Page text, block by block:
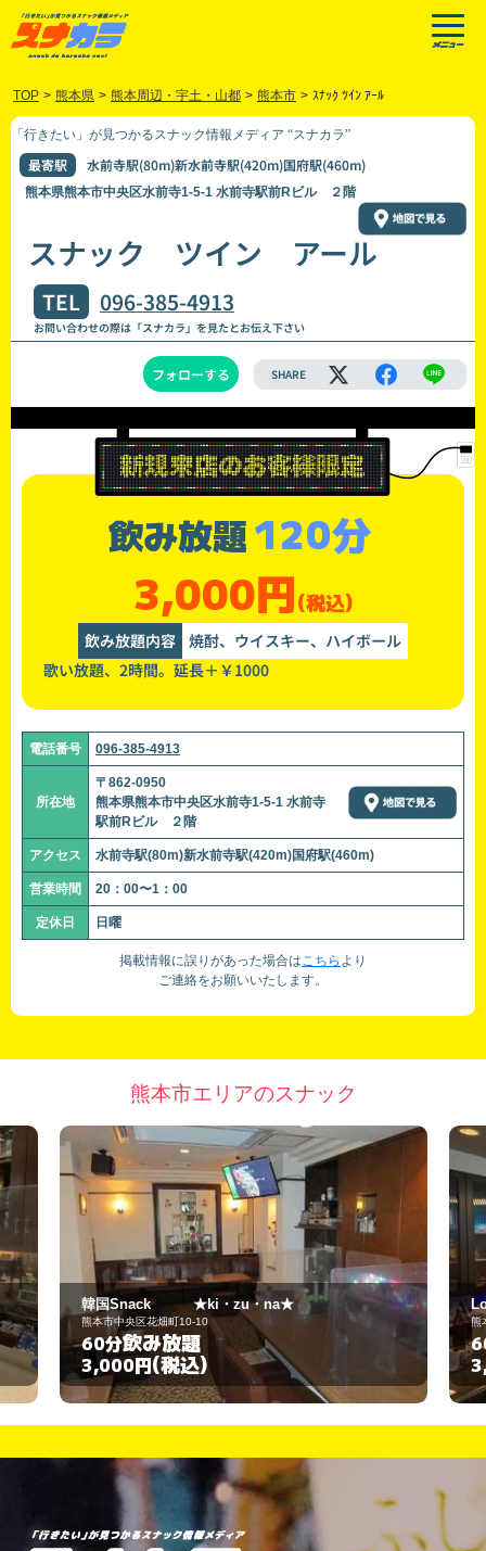
TOP > 熊本県 > 熊本周辺・宇土・山都 > 熊本市 > ｽﾅｯｸ ﾂｲﾝ ｱｰﾙ
「行きたい」が見つかるスナック情報メディア “スナカラ”
最寄駅 水前寺駅(80m)新水前寺駅(420m)国府駅(460m)
熊本県熊本市中央区水前寺1-5-1 水前寺駅前Rビル ２階
スナック ツイン アール
TEL 096-385-4913
お問い合わせの際は「スナカラ」を見たとお伝え下さい
フォローする SHARE
飲み放題120分
3,000円(税込)
飲み放題内容 焼酎、ウイスキー、ハイボール
歌い放題、2時間。延長＋￥1000
電話番号 096-385-4913
所在地
〒862-0950
熊本県熊本市中央区水前寺1-5-1 水前寺
駅前Rビル ２階
アクセス 水前寺駅(80m)新水前寺駅(420m)国府駅(460m)
営業時間 20：00〜1：00
定休日 日曜
掲載情報に誤りがあった場合はこちら より
ご連絡をお願いいたします。
熊本市エリアのスナック
Lokahi
熊本市中央区花畑町10-10
60分 飲み放題
3,000円(税込)